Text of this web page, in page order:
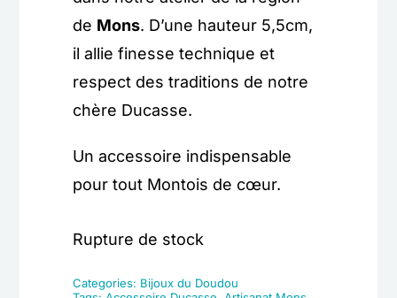
de Mons. D’une hauteur 5,5cm,
il allie finesse technique et
respect des traditions de notre
chère Ducasse.
Un accessoire indispensable
pour tout Montois de cœur.
Rupture de stock
Categories: Bijoux du Doudou